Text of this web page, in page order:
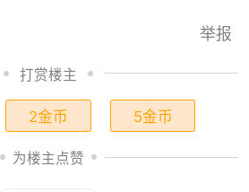
举报
打赏楼主
2金币 5金币
为楼主点赞